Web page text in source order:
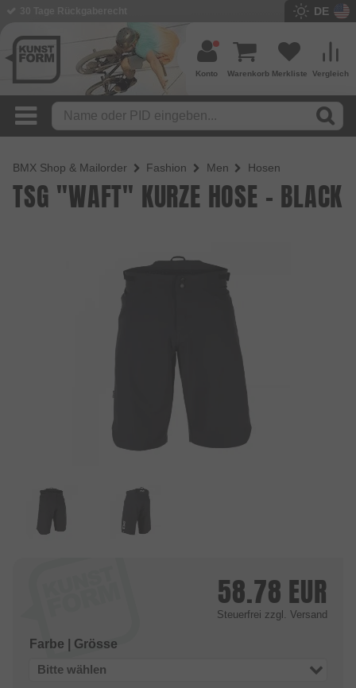
DE
Vergleich
Merkliste
Warenkorb
Konto
BMX Shop & Mailorder Fashion Men Hosen
TSG "WAFT" KURZE HOSE - BLACK
58.78 EUR
Steuerfrei zzgl. Versand
Farbe | Grösse
Bitte wählen